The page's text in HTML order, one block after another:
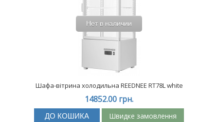
Нет в наличии
Шафа-вітрина холодильна REEDNEE RT78L white
14852.00 грн.
ДО КОШИКА Швидке замовлення